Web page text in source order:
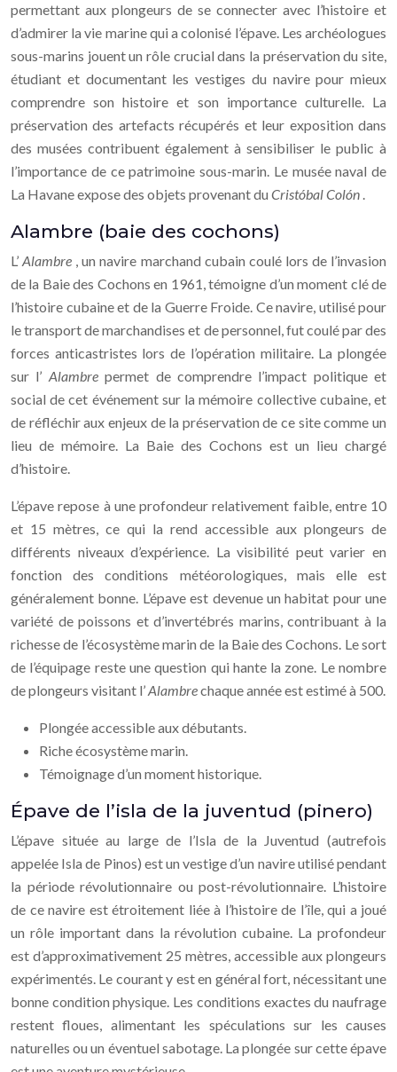
permettant aux plongeurs de se connecter avec l’histoire et
d’admirer la vie marine qui a colonisé l’épave. Les archéologues
sous-marins jouent un rôle crucial dans la préservation du site,
étudiant et documentant les vestiges du navire pour mieux
comprendre son histoire et son importance culturelle. La
préservation des artefacts récupérés et leur exposition dans
des musées contribuent également à sensibiliser le public à
l’importance de ce patrimoine sous-marin. Le musée naval de
La Havane expose des objets provenant du Cristóbal Colón .
Alambre (baie des cochons)
L’Alambre , un navire marchand cubain coulé lors de l’invasion
de la Baie des Cochons en 1961, témoigne d’un moment clé de
l’histoire cubaine et de la Guerre Froide. Ce navire, utilisé pour
le transport de marchandises et de personnel, fut coulé par des
forces anticastristes lors de l’opération militaire. La plongée
sur l’ Alambrepermet de comprendre l’impact politique et
social de cet événement sur la mémoire collective cubaine, et
de réfléchir aux enjeux de la préservation de ce site comme un
lieu de mémoire. La Baie des Cochons est un lieu chargé
d’histoire.
L’épave repose à une profondeur relativement faible, entre 10
et 15 mètres, ce qui la rend accessible aux plongeurs de
différents niveaux d’expérience. La visibilité peut varier en
fonction des conditions météorologiques, mais elle est
généralement bonne. L’épave est devenue un habitat pour une
variété de poissons et d’invertébrés marins, contribuant à la
richesse de l’écosystème marin de la Baie des Cochons. Le sort
de l’équipage reste une question qui hante la zone. Le nombre
de plongeurs visitant l’Alambrechaque année est estimé à 500.
Plongée accessible aux débutants.
Riche écosystème marin.
Témoignage d’un moment historique.
Épave de l’isla de la juventud (pinero)
L’épave située au large de l’Isla de la Juventud (autrefois
appelée Isla de Pinos) est un vestige d’un navire utilisé pendant
la période révolutionnaire ou post-révolutionnaire. L’histoire
de ce navire est étroitement liée à l’histoire de l’île, qui a joué
un rôle important dans la révolution cubaine. La profondeur
est d’approximativement 25 mètres, accessible aux plongeurs
expérimentés. Le courant y est en général fort, nécessitant une
bonne condition physique. Les conditions exactes du naufrage
restent floues, alimentant les spéculations sur les causes
naturelles ou un éventuel sabotage. La plongée sur cette épave